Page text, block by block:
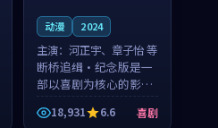
动漫 2024
主演： 河正宇、章子怡 等
断桥追缉·纪念版是一
部以喜剧为核心的影视
作品，围绕危机、反转
与人物成长展开，整体
18,931 6.6 喜剧